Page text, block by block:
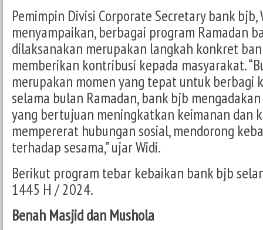
Pemimpin Divisi Corporate Secretary bank
menyampaikan, berbagai program Ramadan
dilaksanakan merupakan langkah konkret
memberikan kontribusi kepada masyarakat.
merupakan momen yang tepat untuk berbagi
selama bulan Ramadan, bank bjb
yang bertujuan meningkatkan keimanan dan
mempererat hubungan sosial, mendorong
terhadap sesama,” ujar Widi.
Berikut program tebar kebaikan bank bjb
1445 H / 2024.
Benah Masjid dan Mushola